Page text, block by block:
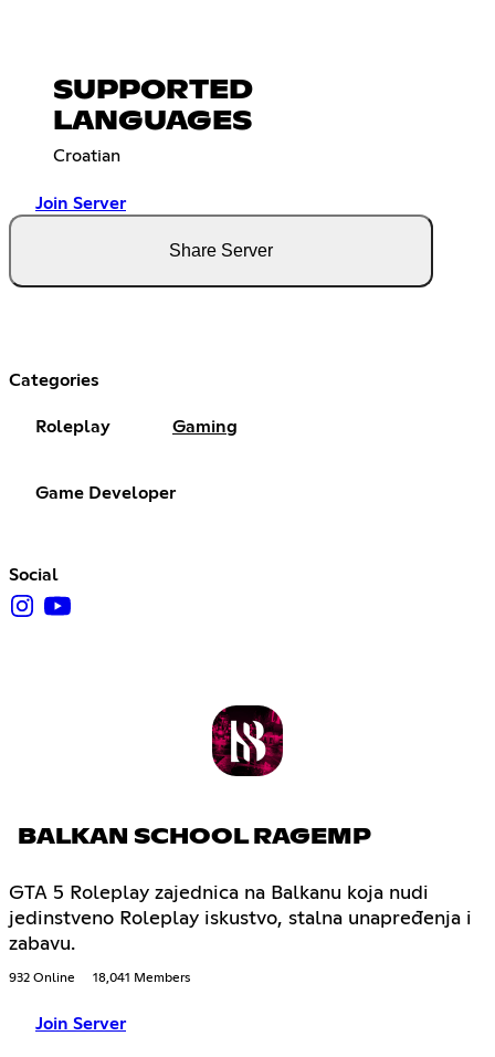
SUPPORTED
LANGUAGES
Croatian
Join Server
Share Server
Categories
Roleplay Gaming
Game Developer
Social
BALKAN SCHOOL RAGEMP
GTA 5 Roleplay zajednica na Balkanu koja nudi
jedinstveno Roleplay iskustvo, stalna unapređenja i
zabavu.
932 Online 18,041 Members
Join Server